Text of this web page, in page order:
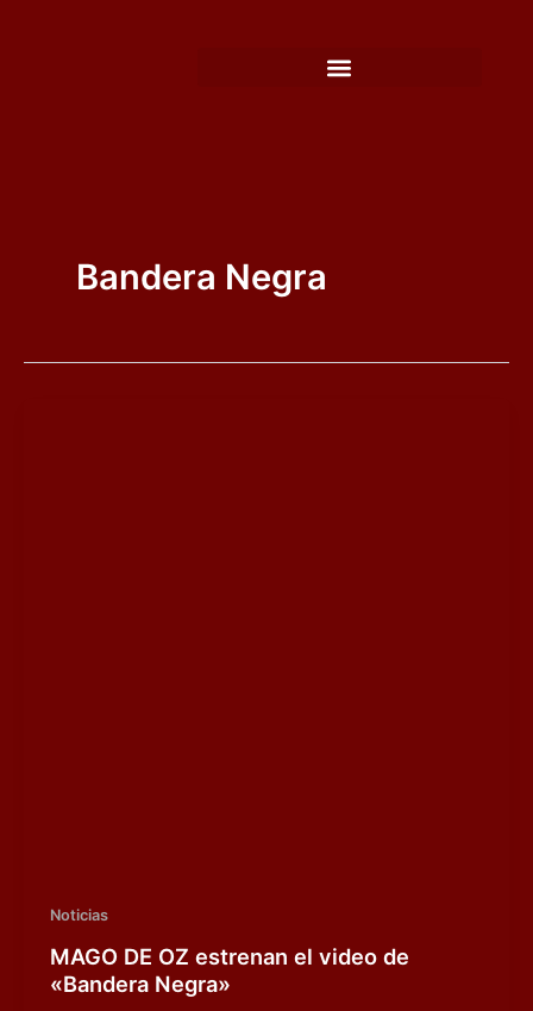
Bandera Negra
Noticias
MAGO DE OZ estrenan el video de
«Bandera Negra»